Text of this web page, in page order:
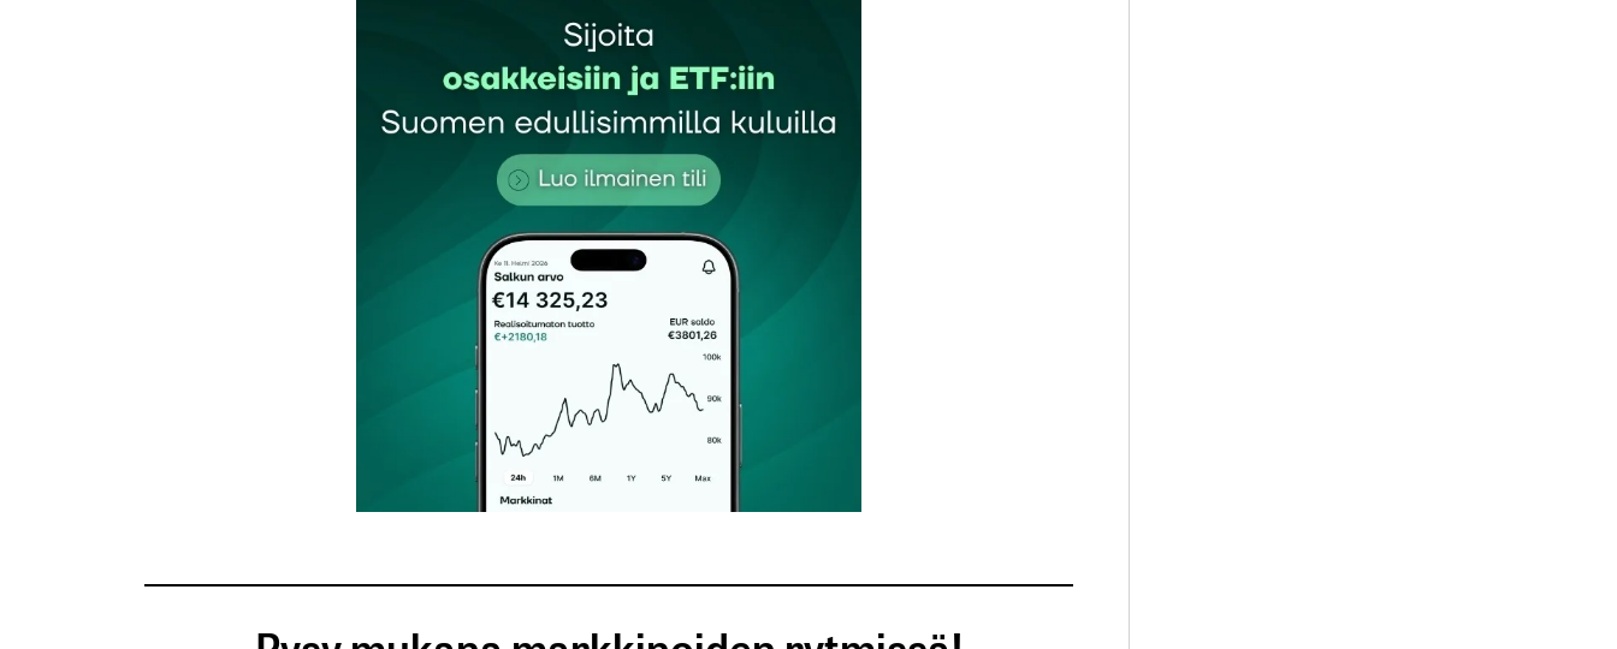
Pakolliset kentät on merkitty
Sähköpostiosoitteesi